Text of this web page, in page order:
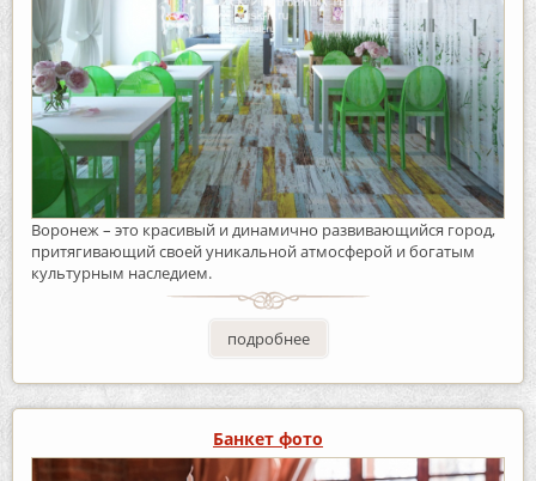
Воронеж – это красивый и динамично развивающийся город,
притягивающий своей уникальной атмосферой и богатым
культурным наследием.
подробнее
Банкет фото